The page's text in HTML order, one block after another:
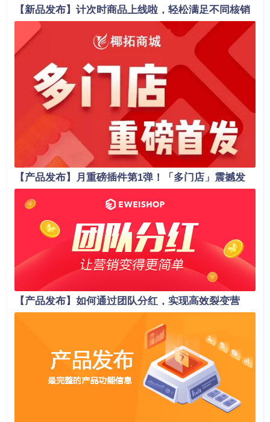
【新品发布】计次时商品上线啦，轻松满足不同核销
场景！
【产品发布】月重磅插件第1弹！「多门店」震撼发
布，助力商家业绩轻松翻倍！
【产品发布】如何通过团队分红，实现高效裂变营
销？